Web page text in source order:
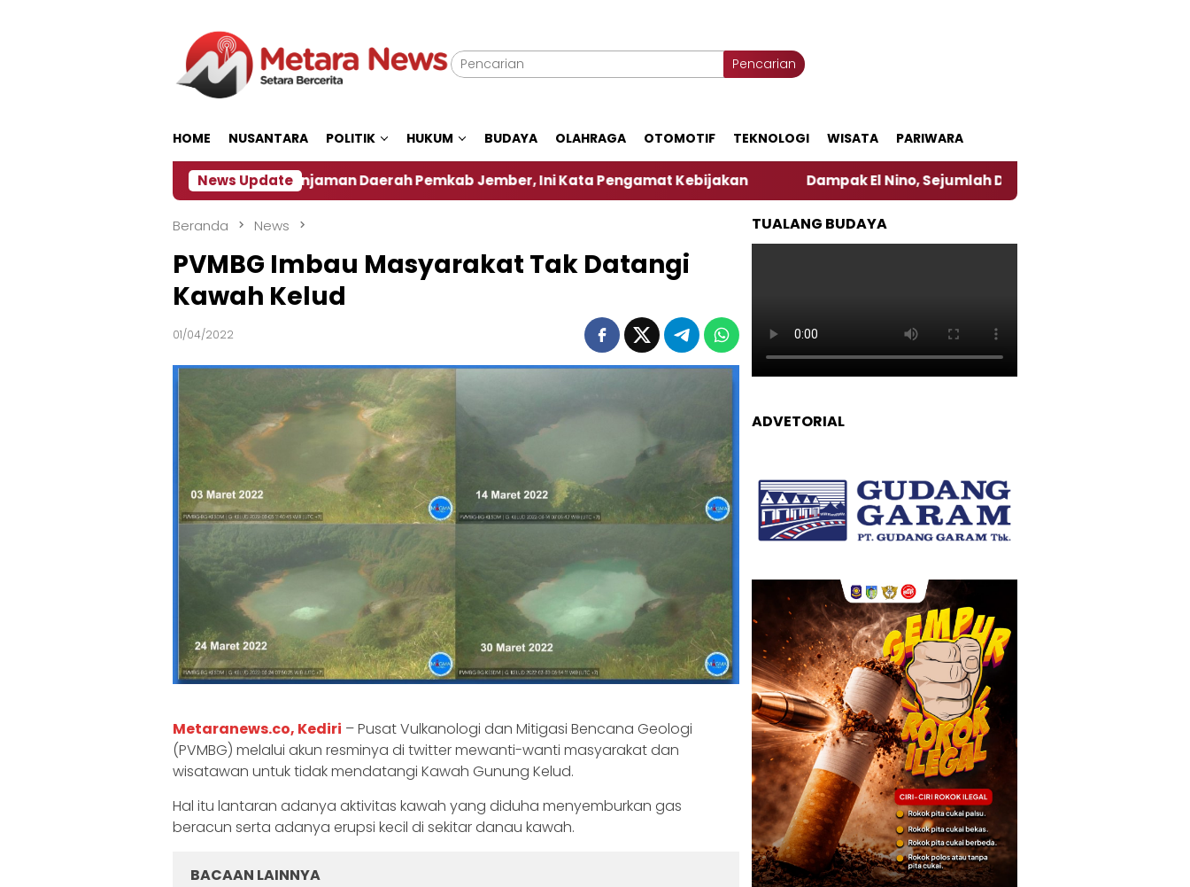
Pencarian
HOME NUSANTARA POLITIK HUKUM BUDAYA OLAHRAGA OTOMOTIF TEKNOLOGI WISATA PARIWARA
News Update
‎Soal Rencana Pinjaman Daerah Pemkab Jember, Ini Kata Pengamat Kebijakan ‎ Dampak El Nino, Sejumlah Daerah di Jember Alami Krisi Air
Beranda News
PVMBG Imbau Masyarakat Tak Datangi
Kawah Kelud
01/04/2022
Metaranews.co, Kediri – Pusat Vulkanologi dan Mitigasi Bencana Geologi
(PVMBG) melalui akun resminya di twitter mewanti-wanti masyarakat dan
wisatawan untuk tidak mendatangi Kawah Gunung Kelud.
Hal itu lantaran adanya aktivitas kawah yang diduha menyemburkan gas
beracun serta adanya erupsi kecil di sekitar danau kawah.
BACAAN LAINNYA
TUALANG BUDAYA
ADVETORIAL